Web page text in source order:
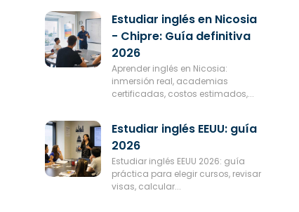
Estudiar inglés en Nicosia
- Chipre: Guía definitiva
2026
Aprender inglés en Nicosia:
inmersión real, academias
certificadas, costos estimados,...
Estudiar inglés EEUU: guía
2026
Estudiar inglés EEUU 2026: guía
práctica para elegir cursos, revisar
visas, calcular...